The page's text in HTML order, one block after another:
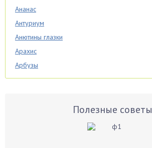
Ананас
Антуриум
Анютины глазки
Арахис
Арбузы
Аспарагус
Полезные советы